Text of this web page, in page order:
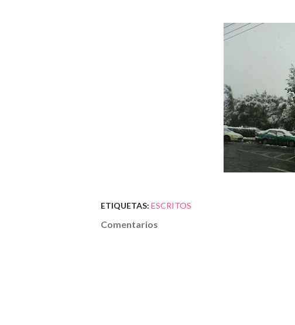
ETIQUETAS: ESCRITOS
Comentarios